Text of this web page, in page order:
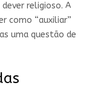
religioso. A
como “auxiliar”
uma questão de